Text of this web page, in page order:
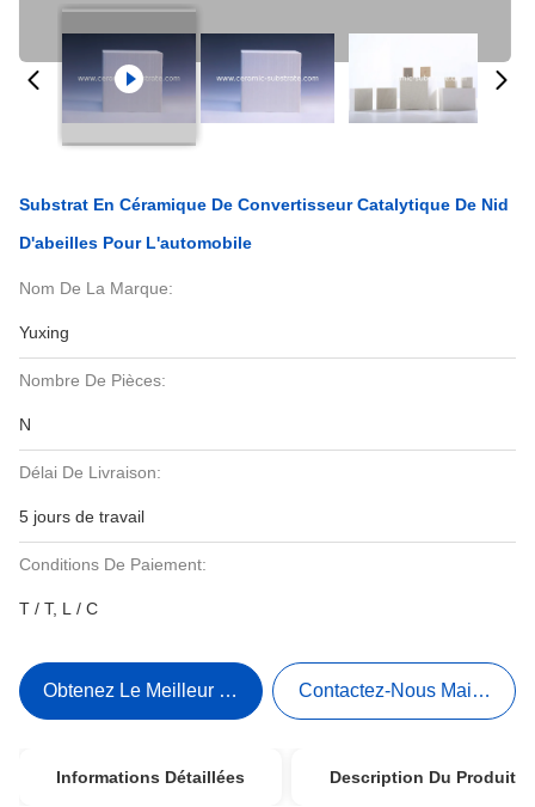
Substrat En Céramique De Convertisseur Catalytique De Nid
D'abeilles Pour L'automobile
Nom De La Marque:
Yuxing
Nombre De Pièces:
N
Délai De Livraison:
5 jours de travail
Conditions De Paiement:
T / T, L / C
Obtenez Le Meilleur Prix Contactez-Nous Maintenant
Informations Détaillées Description Du Produit